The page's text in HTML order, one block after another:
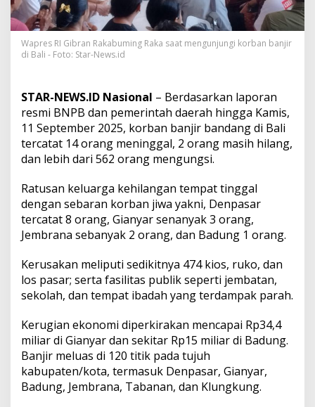
t
a
k
k
B
l
i
,
W
p
r
e
s
G
b
r
a
n
o
r
i
t
Wapres RI Gibran Rakabuming Raka saat mengunjungi korban banjir
di Bali - Foto: Star-News.id
STAR-NEWS.ID Nasional – Berdasarkan laporan
resmi BNPB dan pemerintah daerah hingga Kamis,
11 September 2025, korban banjir bandang di Bali
tercatat 14 orang meninggal, 2 orang masih hilang,
dan lebih dari 562 orang mengungsi.
Ratusan keluarga kehilangan tempat tinggal
dengan sebaran korban jiwa yakni, Denpasar
tercatat 8 orang, Gianyar senanyak 3 orang,
Jembrana sebanyak 2 orang, dan Badung 1 orang.
Kerusakan meliputi sedikitnya 474 kios, ruko, dan
los pasar; serta fasilitas publik seperti jembatan,
sekolah, dan tempat ibadah yang terdampak parah.
Kerugian ekonomi diperkirakan mencapai Rp34,4
miliar di Gianyar dan sekitar Rp15 miliar di Badung.
Banjir meluas di 120 titik pada tujuh
kabupaten/kota, termasuk Denpasar, Gianyar,
Badung, Jembrana, Tabanan, dan Klungkung.